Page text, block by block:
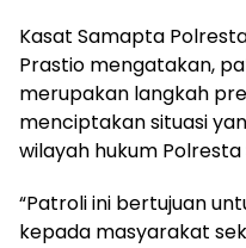
Kasat Samapta
Prastio mengatakan,
merupakan langkah
menciptakan situasi
wilayah hukum Polresta
“Patroli ini bertujuan
kepada masyarakat